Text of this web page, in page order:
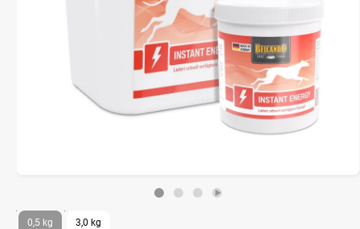
0,5 kg 3,0 kg